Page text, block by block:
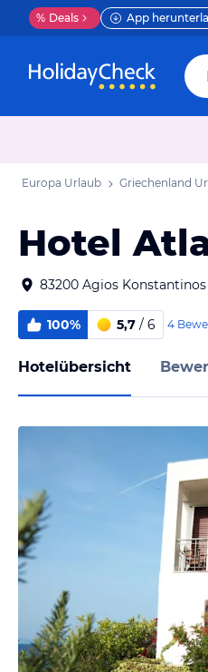
% Deals App
Europa Urlaub Griechenland
Hotel
83200 Agios
100% 5,7 / 6 4
Hotelübersicht